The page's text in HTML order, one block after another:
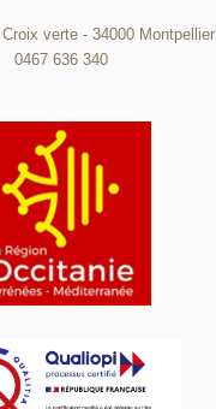
verte - 34000 Montpellier
0467 636 340